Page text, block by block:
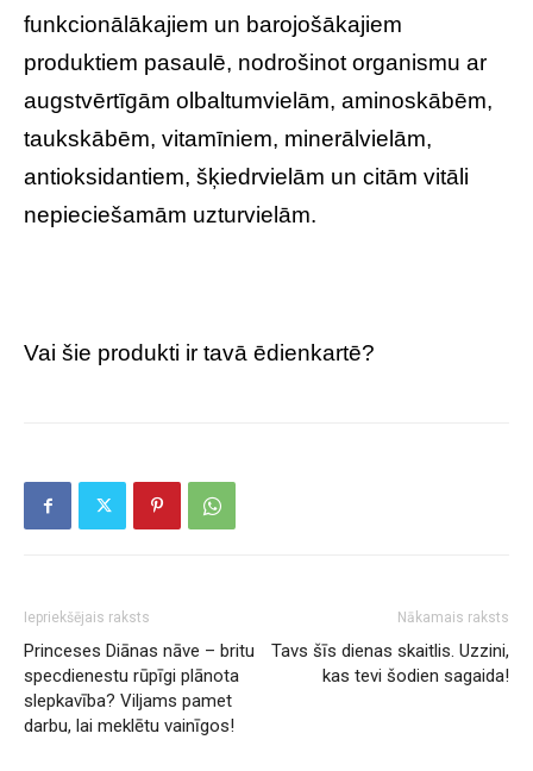
funkcionālākajiem un barojošākajiem
produktiem pasaulē, nodrošinot organismu ar
augstvērtīgām olbaltumvielām, aminoskābēm,
taukskābēm, vitamīniem, minerālvielām,
antioksidantiem, šķiedrvielām un citām vitāli
nepieciešamām uzturvielām.
Vai šie produkti ir tavā ēdienkartē?
Iepriekšējais raksts
Princeses Diānas nāve – britu
specdienestu rūpīgi plānota
slepkavība? Viljams pamet
darbu, lai meklētu vainīgos!
Nākamais raksts
Tavs šīs dienas skaitlis. Uzzini,
kas tevi šodien sagaida!